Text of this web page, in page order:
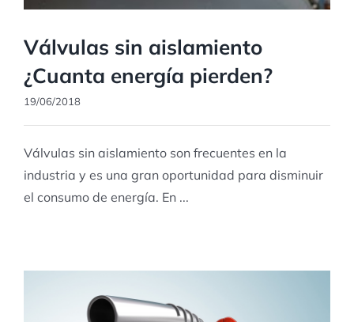
Válvulas sin aislamiento
¿Cuanta energía pierden?
19/06/2018
Válvulas sin aislamiento son frecuentes en la
industria y es una gran oportunidad para disminuir
el consumo de energía. En ...